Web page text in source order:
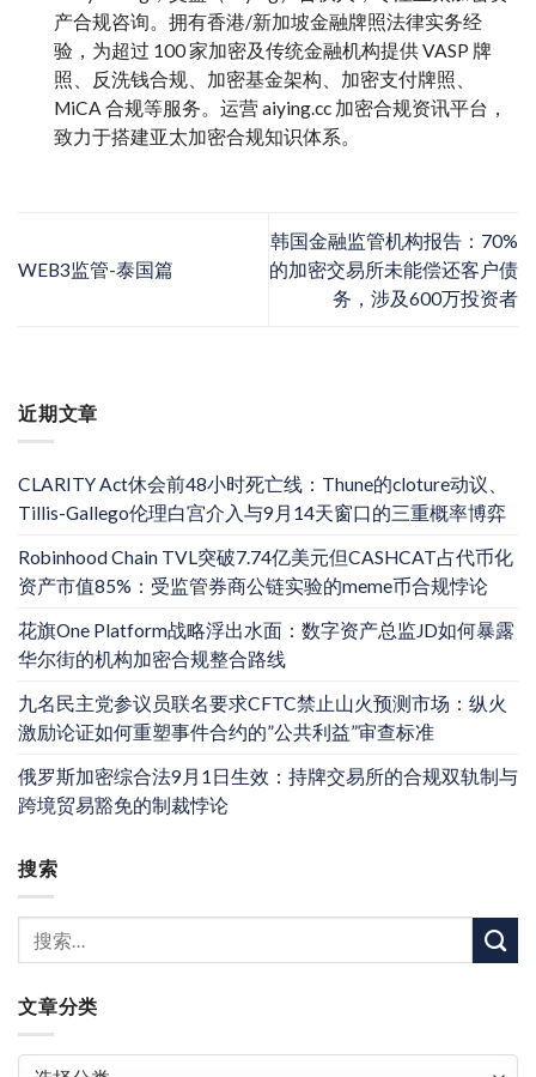
近期文章
CLARITY Act休会前48小时死亡线：Thune的cloture动议、
Tillis-Gallego伦理白宫介入与9月14天窗口的三重概率博弈
Robinhood Chain TVL突破7.74亿美元但CASHCAT占代币化
资产市值85%：受监管券商公链实验的meme币合规悖论
花旗One Platform战略浮出水面：数字资产总监JD如何暴露
华尔街的机构加密合规整合路线
九名民主党参议员联名要求CFTC禁止山火预测市场：纵火
激励论证如何重塑事件合约的”公共利益”审查标准
俄罗斯加密综合法9月1日生效：持牌交易所的合规双轨制与
跨境贸易豁免的制裁悖论
搜索
文章分类
产合规咨询。拥有香港/新加坡金融牌照法律实务经
验，为超过 100 家加密及传统金融机构提供 VASP 牌
照、反洗钱合规、加密基金架构、加密支付牌照、
MiCA 合规等服务。运营 aiying.cc 加密合规资讯平台，
致力于搭建亚太加密合规知识体系。
WEB3监管-泰国篇
韩国金融监管机构报告：70%
的加密交易所未能偿还客户债
务，涉及600万投资者